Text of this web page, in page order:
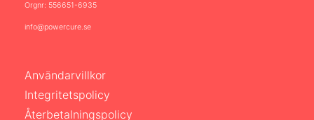
Orgnr: 556651-6935
info@powercure.se
Användarvillkor
Integritetspolicy
Återbetalningspolicy